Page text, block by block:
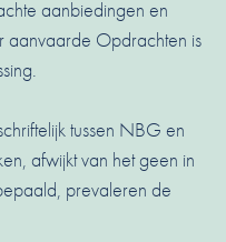
aanbiedingen en
aanvaarde Opdrachten is
tussen NBG en
afwijkt van het geen in
prevaleren de